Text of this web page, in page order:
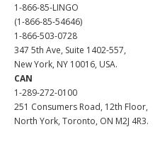
1-866-85-LINGO
(1-866-85-54646)
1-866-503-0728
347 5th Ave, Suite 1402-557,
New York, NY 10016, USA.
CAN
1-289-272-0100
251 Consumers Road, 12th Floor,
North York, Toronto, ON M2J 4R3.